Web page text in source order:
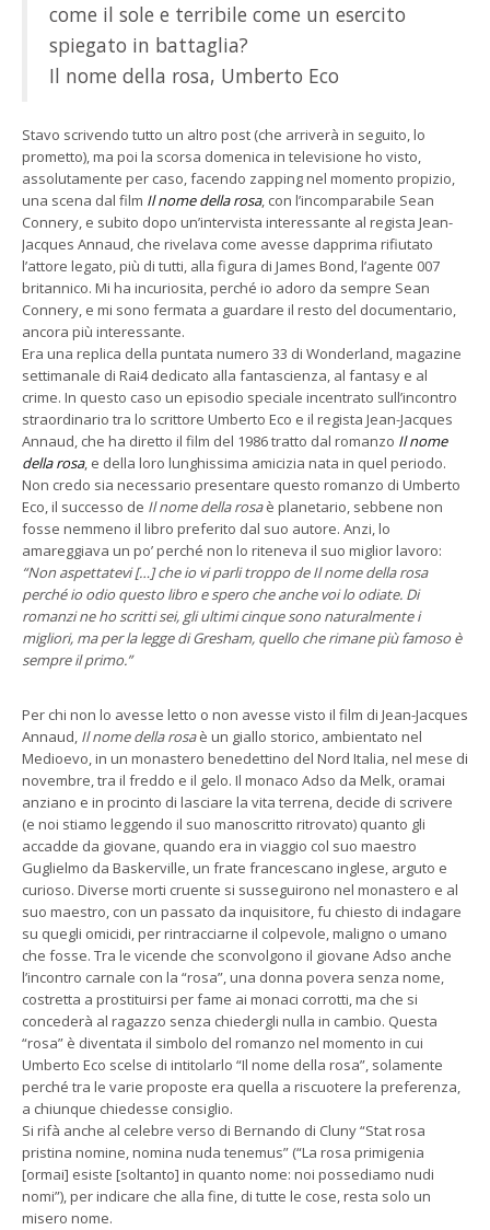
come il sole e terribile come un esercito
spiegato in battaglia?
Il nome della rosa, Umberto Eco
Stavo scrivendo tutto un altro post (che arriverà in seguito, lo
prometto), ma poi la scorsa domenica in televisione ho visto,
assolutamente per caso, facendo zapping nel momento propizio,
una scena dal film Il nome della rosa, con l’incomparabile Sean
Connery, e subito dopo un’intervista interessante al regista Jean-
Jacques Annaud, che rivelava come avesse dapprima rifiutato
l’attore legato, più di tutti, alla figura di James Bond, l’agente 007
britannico. Mi ha incuriosita, perché io adoro da sempre Sean
Connery, e mi sono fermata a guardare il resto del documentario,
ancora più interessante.
Era una replica della puntata numero 33 di Wonderland, magazine
settimanale di Rai4 dedicato alla fantascienza, al fantasy e al
crime. In questo caso un episodio speciale incentrato sull’incontro
straordinario tra lo scrittore Umberto Eco e il regista Jean-Jacques
Annaud, che ha diretto il film del 1986 tratto dal romanzo Il nome
della rosa, e della loro lunghissima amicizia nata in quel periodo.
Non credo sia necessario presentare questo romanzo di Umberto
Eco, il successo de Il nome della rosaè planetario, sebbene non
fosse nemmeno il libro preferito dal suo autore. Anzi, lo
amareggiava un po’ perché non lo riteneva il suo miglior lavoro:
“Non aspettatevi […] che io vi parli troppo de Il nome della rosa
perché io odio questo libro e spero che anche voi lo odiate. Di
romanzi ne ho scritti sei, gli ultimi cinque sono naturalmente i
migliori, ma per la legge di Gresham, quello che rimane più famoso è
sempre il primo.”
Per chi non lo avesse letto o non avesse visto il film di Jean-Jacques
Annaud, Il nome della rosaè un giallo storico, ambientato nel
Medioevo, in un monastero benedettino del Nord Italia, nel mese di
novembre, tra il freddo e il gelo. Il monaco Adso da Melk, oramai
anziano e in procinto di lasciare la vita terrena, decide di scrivere
(e noi stiamo leggendo il suo manoscritto ritrovato) quanto gli
accadde da giovane, quando era in viaggio col suo maestro
Guglielmo da Baskerville, un frate francescano inglese, arguto e
curioso. Diverse morti cruente si susseguirono nel monastero e al
suo maestro, con un passato da inquisitore, fu chiesto di indagare
su quegli omicidi, per rintracciarne il colpevole, maligno o umano
che fosse. Tra le vicende che sconvolgono il giovane Adso anche
l’incontro carnale con la “rosa”, una donna povera senza nome,
costretta a prostituirsi per fame ai monaci corrotti, ma che si
concederà al ragazzo senza chiedergli nulla in cambio. Questa
“rosa” è diventata il simbolo del romanzo nel momento in cui
Umberto Eco scelse di intitolarlo “Il nome della rosa”, solamente
perché tra le varie proposte era quella a riscuotere la preferenza,
a chiunque chiedesse consiglio.
Si rifà anche al celebre verso di Bernando di Cluny “Stat rosa
pristina nomine, nomina nuda tenemus” (“La rosa primigenia
[ormai] esiste [soltanto] in quanto nome: noi possediamo nudi
nomi”), per indicare che alla fine, di tutte le cose, resta solo un
misero nome.